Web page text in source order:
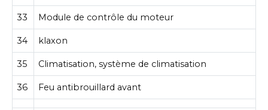
33 Module de contrôle du moteur
34 klaxon
35 Climatisation, système de climatisation
36 Feu antibrouillard avant